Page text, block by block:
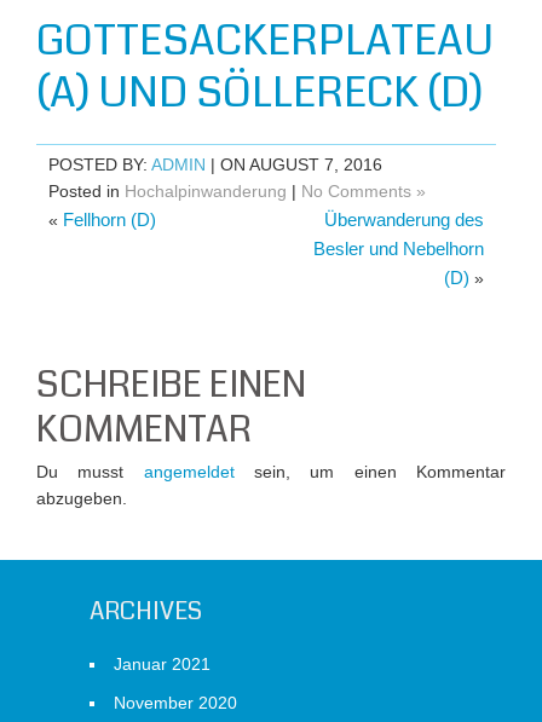
GOTTESACKERPLATEAU
(A) UND SÖLLERECK (D)
POSTED BY: ADMIN | ON AUGUST 7, 2016
Posted in Hochalpinwanderung | No Comments »
« Fellhorn (D)
Überwanderung des
Besler und Nebelhorn
(D) »
SCHREIBE EINEN
KOMMENTAR
Du musst angemeldetsein, um einen Kommentar
abzugeben.
ARCHIVES
Januar 2021
November 2020